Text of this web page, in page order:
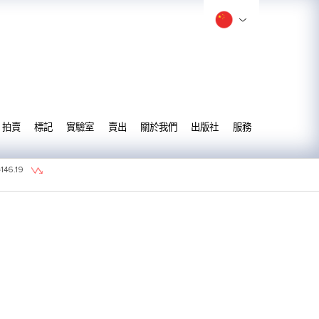
拍賣 標記 實驗室 賣出 關於我們 出版社 服務
146.19